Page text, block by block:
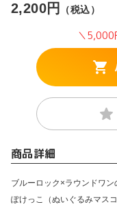
2,200円
（税込）
＼5,000
商品詳細
ブルーロック×ラウンドワン
ぽけっこ（ぬいぐるみマス